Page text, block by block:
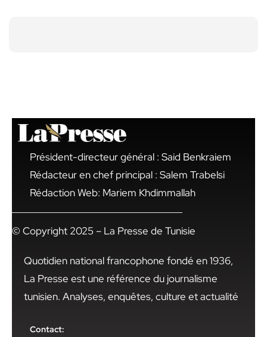
Président-directeur général : Said Benkraiem
Rédacteur en chef principal : Salem Trabelsi
Rédaction Web: Mariem Khdimmallah
© Copyright 2025 – La Presse de Tunisie
Quotidien national francophone fondé en 1936,
La Presse est une référence du journalisme
tunisien. Analyses, enquêtes, culture et actualité
Contact: